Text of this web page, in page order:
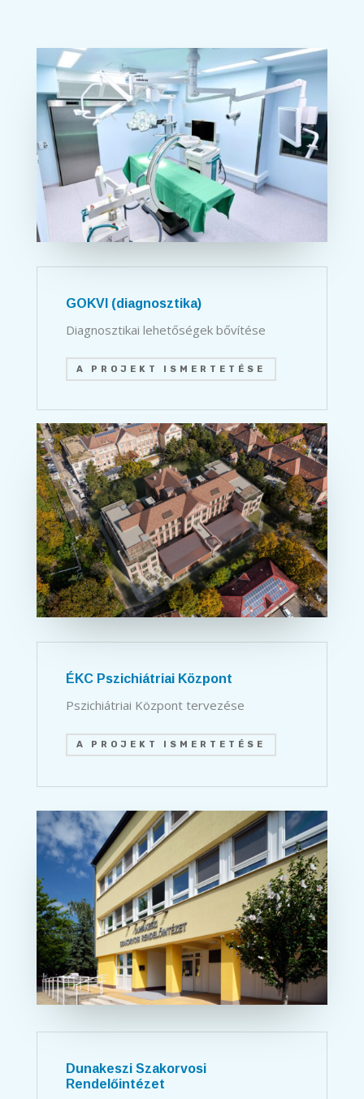
GOKVI (diagnosztika)
Diagnosztikai lehetőségek bővítése
A PROJEKT ISMERTETÉSE
ÉKC Pszichiátriai Központ
Pszichiátriai Központ tervezése
A PROJEKT ISMERTETÉSE
Dunakeszi Szakorvosi
Rendelőintézet